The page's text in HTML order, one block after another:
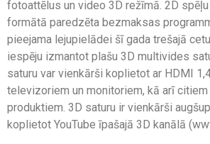
fotoattēlus un video 3D režīmā. 2D
formātā paredzēta bezmaksas
pieejama lejupielādei šī gada trešajā
iespēju izmantot plašu 3D multivides
saturu var vienkārši koplietot ar HDMI
televizoriem un monitoriem, kā arī
produktiem. 3D saturu ir vienkārši
koplietot YouTube īpašajā 3D kanālā